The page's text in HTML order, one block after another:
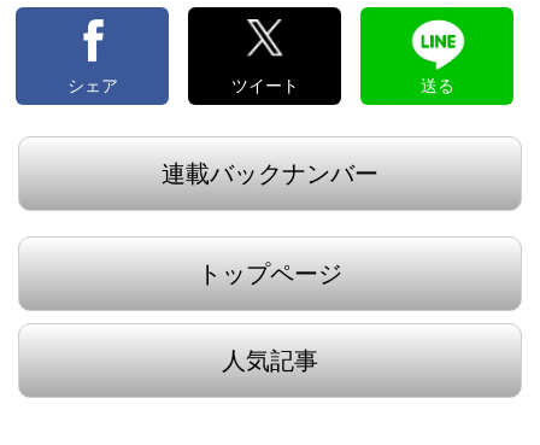
シェア ツイート 送る
連載バックナンバー
トップページ
人気記事